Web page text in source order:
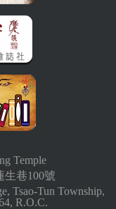
Temple
生巷100號
Tsao-Tun Township,
R.O.C.